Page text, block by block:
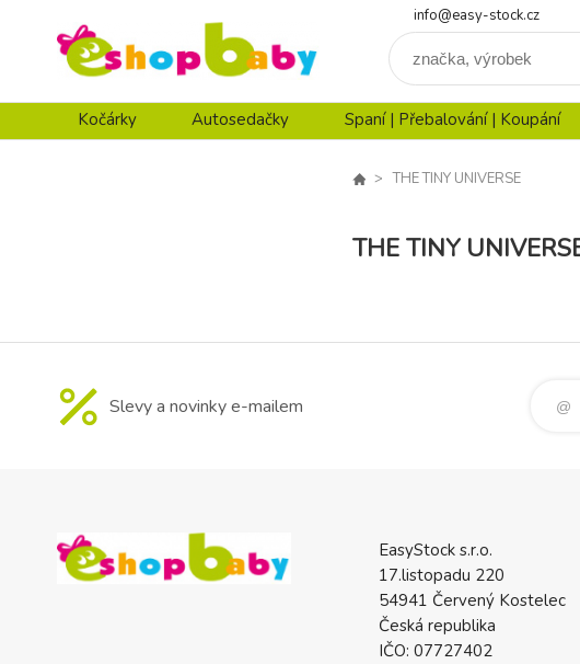
info@easy-stock.cz
Kočárky Autosedačky Spaní | Přebalování | Koupání
THE TINY UNIVERSE
THE TINY
Slevy a novinky e-mailem
EasyStock s.r.o.
17.listopadu 220
54941 Červený Kostelec
Česká republika
IČO: 07727402